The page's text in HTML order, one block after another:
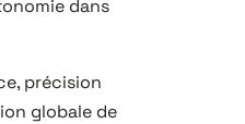
dans
précision
globale de